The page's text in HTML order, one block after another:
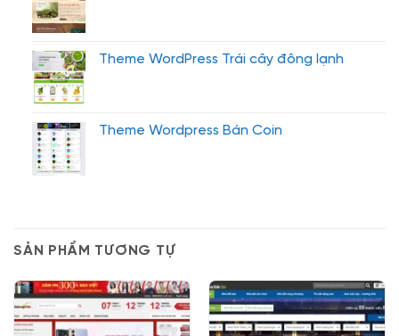
Theme WordPress Trái cây đông lạnh
Theme Wordpress Bán Coin
SẢN PHẨM TƯƠNG TỰ